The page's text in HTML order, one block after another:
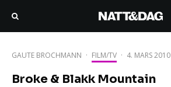
GAUTE BROCHMANN · FILM/TV · 4. MARS 2010
Broke & Blakk Mountain